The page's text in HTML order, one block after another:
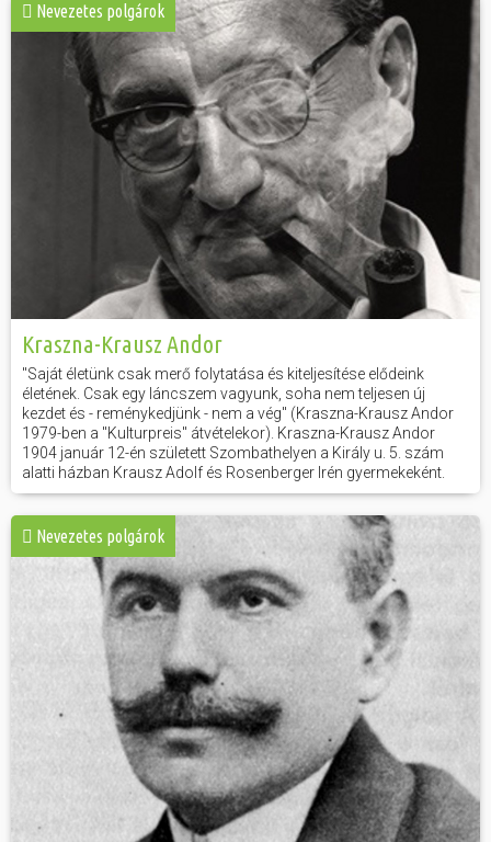
Nevezetes polgárok
Kraszna-Krausz Andor
"Saját életünk csak merő folytatása és kiteljesítése elődeink
életének. Csak egy láncszem vagyunk, soha nem teljesen új
kezdet és - reménykedjünk - nem a vég" (Kraszna-Krausz Andor
1979-ben a "Kulturpreis" átvételekor). Kraszna-Krausz Andor
1904 január 12-én született Szombathelyen a Király u. 5. szám
alatti házban Krausz Adolf és Rosenberger Irén gyermekeként.
Nevezetes polgárok